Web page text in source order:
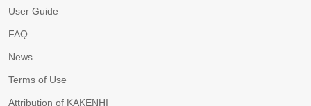
User Guide
FAQ
News
Terms of Use
Attribution of KAKENHI